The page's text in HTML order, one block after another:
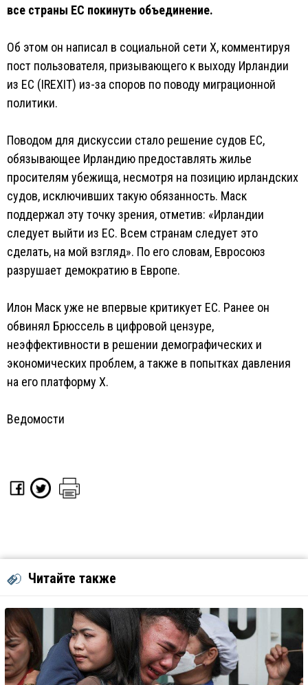
все страны ЕС покинуть объединение.
Об этом он написал в социальной сети X, комментируя
пост пользователя, призывающего к выходу Ирландии
из ЕС (IREXIT) из-за споров по поводу миграционной
политики.
Поводом для дискуссии стало решение судов ЕС,
обязывающее Ирландию предоставлять жилье
просителям убежища, несмотря на позицию ирландских
судов, исключивших такую обязанность. Маск
поддержал эту точку зрения, отметив: «Ирландии
следует выйти из ЕС. Всем странам следует это
сделать, на мой взгляд». По его словам, Евросоюз
разрушает демократию в Европе.
Илон Маск уже не впервые критикует ЕС. Ранее он
обвинял Брюссель в цифровой цензуре,
неэффективности в решении демографических и
экономических проблем, а также в попытках давления
на его платформу X.
Ведомости
Читайте также